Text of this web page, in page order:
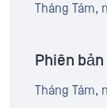
Tháng Tám,
Phiên
Tháng Tám,